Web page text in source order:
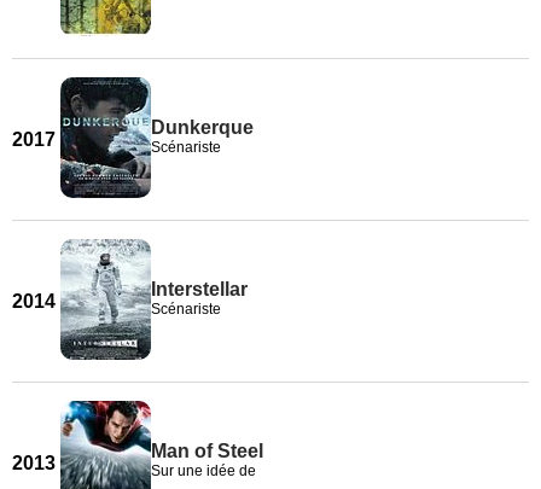
2017
Dunkerque
Scénariste
2014
Interstellar
Scénariste
2013
Man of Steel
Sur une idée de